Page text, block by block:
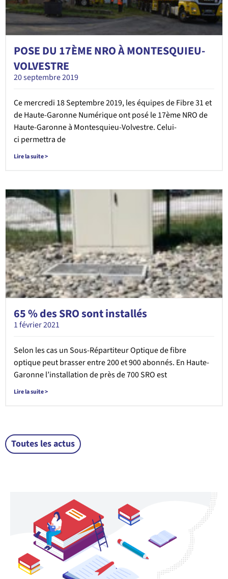
POSE DU 17ÈME NRO À MONTESQUIEU-
VOLVESTRE
20 septembre 2019
Ce mercredi 18 Septembre 2019, les équipes de Fibre 31 et
de Haute-Garonne Numérique ont posé le 17ème NRO de
Haute-Garonne à Montesquieu-Volvestre. Celui-
ci permettra de
Lire la suite >
65 % des SRO sont installés
1 février 2021
Selon les cas un Sous-Répartiteur Optique de fibre
optique peut brasser entre 200 et 900 abonnés. En Haute-
Garonne l’installation de près de 700 SRO est
Lire la suite >
Toutes les actus